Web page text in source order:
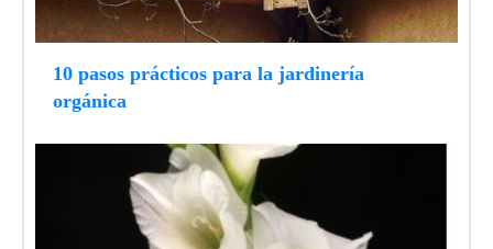
10 pasos prácticos para la jardinería
orgánica